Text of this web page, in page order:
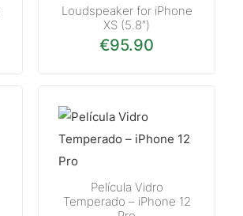
Loudspeaker for iPhone
XS (5.8″)
€95.90
Película Vidro
Temperado – iPhone 12